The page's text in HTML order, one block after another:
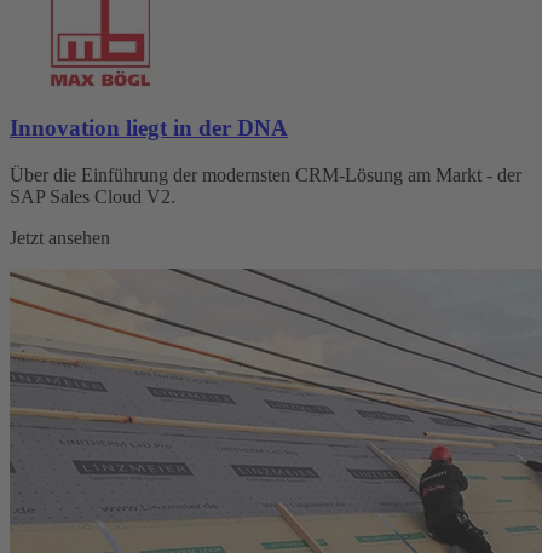
Innovation liegt in der DNA
Über die Einführung der modernsten CRM-Lösung am Markt - der
SAP Sales Cloud V2.
Jetzt ansehen